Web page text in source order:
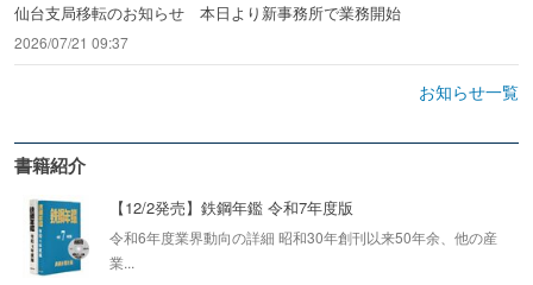
仙台支局移転のお知らせ 本日より新事務所で業務開始
2026/07/21 09:37
お知らせ一覧
書籍紹介
【12/2発売】鉄鋼年鑑 令和7年度版
令和6年度業界動向の詳細 昭和30年創刊以来50年余、他の産
業...